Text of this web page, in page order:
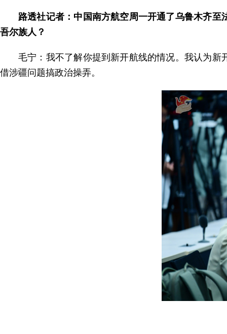
路透社记者：中国南方航空周一开通了乌鲁木齐
吾尔族人？
毛宁：我不了解你提到新开航线的情况。我认为
借涉疆问题搞政治操弄。